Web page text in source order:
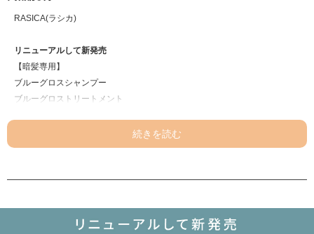
RASICA(ラシカ)
リニューアルして新発売
【暗髪専用】
ブルーグロスシャンプー
ブルーグロストリートメント
「史上最高※1のなめらかな暗艶髪へ」
＜ブルーグロスシャンプー＞